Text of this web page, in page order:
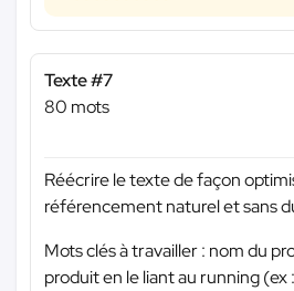
Texte #7
80 mots
Réécrire le texte de façon
référencement naturel et sans
Mots clés à travailler : nom du
produit en le liant au running